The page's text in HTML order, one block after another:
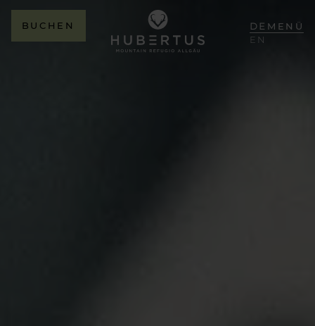
BUCHEN
DE
EN
MENÜ